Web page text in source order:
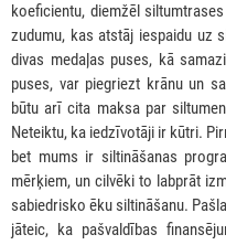
koeficientu, diemžēl
zudumu, kas atstāj iespaidu uz
divas medaļas puses, kā
puses, var piegriezt krānu un
būtu arī cita maksa par
Neteiktu, ka iedzīvotāji ir kūtri.
bet mums ir siltināšanas
mērķiem, un cilvēki to labprāt
sabiedrisko ēku siltināšanu.
jāteic, ka pašvaldības